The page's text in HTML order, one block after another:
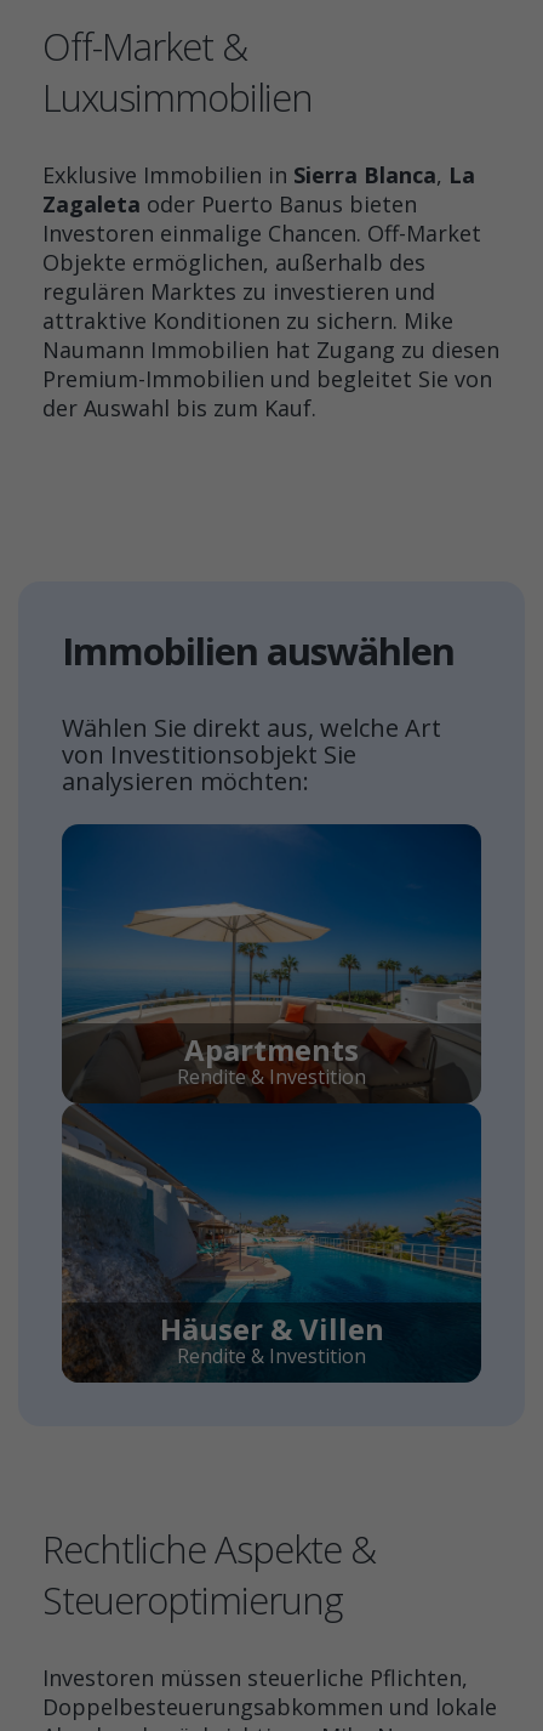
Off-Market &
Luxusimmobilien
Exklusive Immobilien in Sierra Blanca, La
Zagaleta oder Puerto Banus bieten
Investoren einmalige Chancen. Off-Market
Objekte ermöglichen, außerhalb des
regulären Marktes zu investieren und
attraktive Konditionen zu sichern. Mike
Naumann Immobilien hat Zugang zu diesen
Premium-Immobilien und begleitet Sie von
der Auswahl bis zum Kauf.
Immobilien auswählen
Wählen Sie direkt aus, welche Art
von Investitionsobjekt Sie
analysieren möchten:
Apartments
Rendite & Investition
Häuser & Villen
Rendite & Investition
Rechtliche Aspekte &
Steueroptimierung
Investoren müssen steuerliche Pflichten,
Doppelbesteuerungsabkommen und lokale